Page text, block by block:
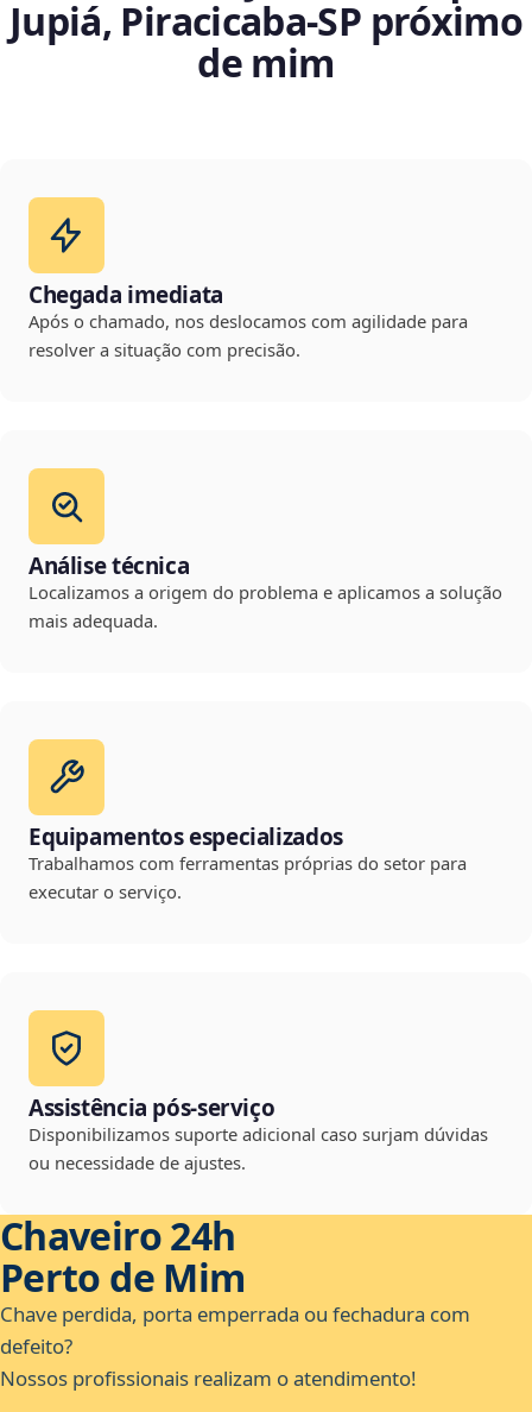
Jupiá, Piracicaba‑SP próximo
de mim
Chegada imediata
Após o chamado, nos deslocamos com agilidade para
resolver a situação com precisão.
Análise técnica
Localizamos a origem do problema e aplicamos a solução
mais adequada.
Equipamentos especializados
Trabalhamos com ferramentas próprias do setor para
executar o serviço.
Assistência pós-serviço
Disponibilizamos suporte adicional caso surjam dúvidas
ou necessidade de ajustes.
Chaveiro 24h
Perto de Mim
Chave perdida, porta emperrada ou fechadura com
defeito?
Nossos profissionais realizam o atendimento!